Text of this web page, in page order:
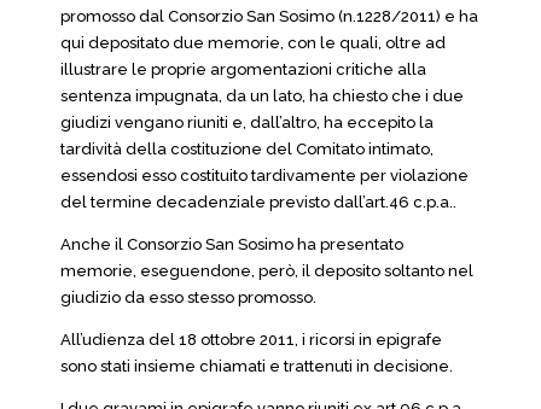
promosso dal Consorzio San Sosimo (n.1228/2011) e ha
qui depositato due memorie, con le quali, oltre ad
illustrare le proprie argomentazioni critiche alla
sentenza impugnata, da un lato, ha chiesto che i due
giudizi vengano riuniti e, dall’altro, ha eccepito la
tardività della costituzione del Comitato intimato,
essendosi esso costituito tardivamente per violazione
del termine decadenziale previsto dall’art.46 c.p.a..
Anche il Consorzio San Sosimo ha presentato
memorie, eseguendone, però, il deposito soltanto nel
giudizio da esso stesso promosso.
All’udienza del 18 ottobre 2011, i ricorsi in epigrafe
sono stati insieme chiamati e trattenuti in decisione.